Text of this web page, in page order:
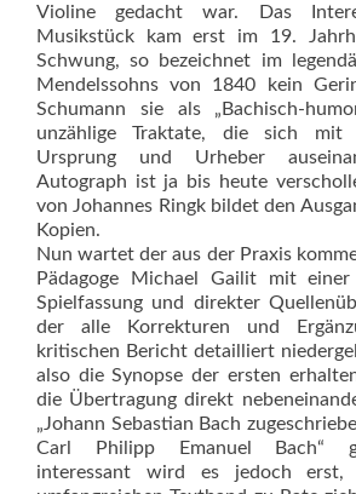
Violine gedacht war. Das
Musikstück kam erst im 19.
Schwung, so bezeichnet im
Mendelssohns von 1840 kein
Schumann sie als „Bachisch-
unzählige Traktate, die sich mit
Ursprung und Urheber
Autograph ist ja bis heute
von Johannes Ringk bildet den
Kopien.
Nun wartet der aus der Praxis
Pädagoge Michael Gailit mit
Spielfassung und direkter
der alle Korrekturen und
kritischen Bericht detailliert
also die Synopse der ersten
die Übertragung direkt
„Johann Sebastian Bach
Carl Philipp Emanuel Bach“
interessant wird es jedoch